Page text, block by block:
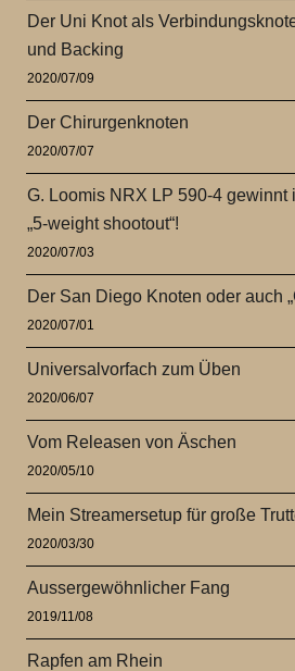
Der Uni Knot als
und Backing
2020/07/09
Der Chirurgenknoten
2020/07/07
G. Loomis NRX LP 590-4 gewinnt
„5-weight shootout“!
2020/07/03
Der San Diego Knoten oder auch
2020/07/01
Universalvorfach zum Üben
2020/06/07
Vom Releasen von Äschen
2020/05/10
Mein Streamersetup für große
2020/03/30
Aussergewöhnlicher Fang
2019/11/08
Rapfen am Rhein